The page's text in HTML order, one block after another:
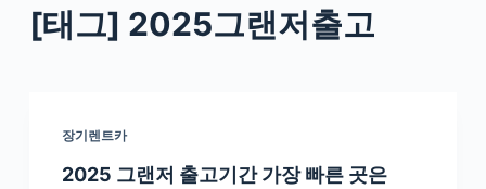
[태그] 2025그랜저출고
장기렌트카
2025 그랜저 출고기간 가장 빠른 곳은